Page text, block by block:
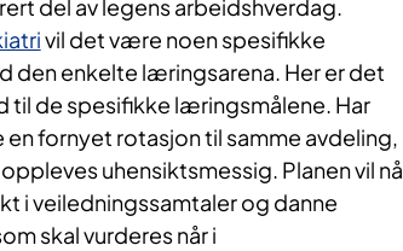
del av legens arbeidshverdag.
vil det være noen spesifikke
den enkelte læringsarena. Her er det
til de spesifikke læringsmålene. Har
en fornyet rotasjon til samme avdeling,
uhensiktsmessig. Planen vil nå
i veiledningssamtaler og danne
skal vurderes når i